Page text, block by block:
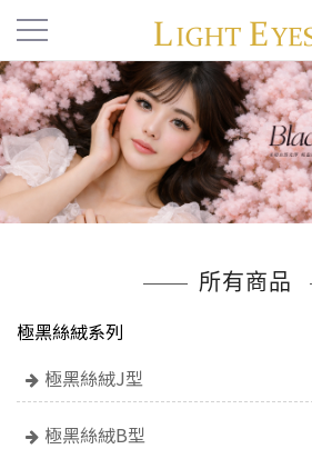
所有商品
極黑絲絨系列
極黑絲絨J型
極黑絲絨B型